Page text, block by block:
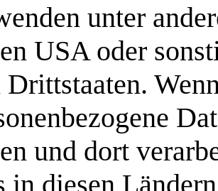
unter
USA oder
Drittstaaten.
und dort
in diesen